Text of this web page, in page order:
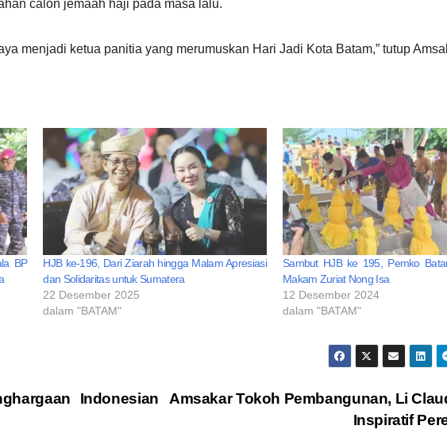
calon jemaah haji pada masa lalu.
menjadi ketua panitia yang merumuskan Hari Jadi Kota Batam,” tutup
BP
HJB ke-196, Dari Ziarah hingga Malam Apresiasi
dan Solidaritas untuk Sumatera
22 Desember 2025
dalam "BATAM"
Sambut HJB ke 195, Pemko
Makam Zuriat Nong Isa
12 Desember 2024
dalam "BATAM"
Amsakar Tokoh Pembangunan, Li
Inspiratif
Indonesian